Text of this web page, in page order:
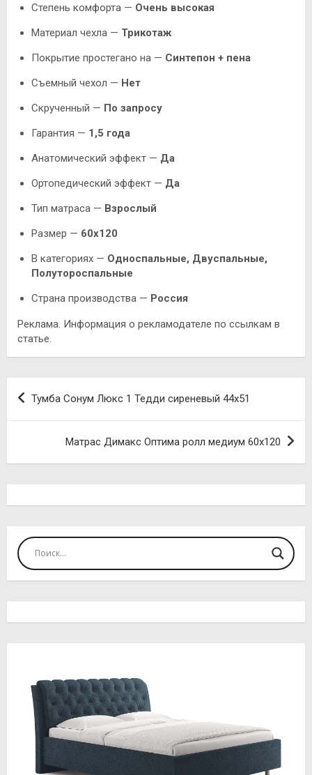
Степень комфорта — Очень высокая
Материал чехла — Трикотаж
Покрытие простегано на — Синтепон + пена
Съемный чехол — Нет
Скрученный — По запросу
Гарантия — 1,5 года
Анатомический эффект — Да
Ортопедический эффект — Да
Тип матраса — Взрослый
Размер — 60х120
В категориях — Односпальные, Двуспальные,
Полутороспальные
Страна производства — Россия
Реклама. Информация о рекламодателе по ссылкам в
статье.
Навигация
по
Тумба Сонум Люкс 1 Тедди сиреневый 44х51
Матрас Димакс Оптима ролл медиум 60х120